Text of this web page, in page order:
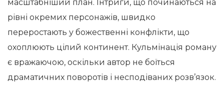
масштабніший план. Інтриги, що починаються на
рівні окремих персонажів, швидко
переростають у божественні конфлікти, що
охоплюють цілий континент. Кульмінація роману
є вражаючою, оскільки автор не боїться
драматичних поворотів і несподіваних розв’язок.